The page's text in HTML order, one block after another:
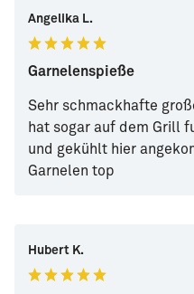
Angelika L.
Garnelenspieße
Sehr schmackhafte
hat sogar auf dem Grill
und gekühlt hier
Garnelen top
Hubert K.